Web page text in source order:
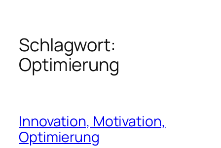
Schlagwort:
Optimierung
Innovation, Motivation,
Optimierung